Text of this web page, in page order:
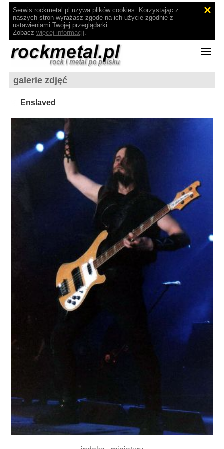
Serwis rockmetal.pl używa plików cookies. Korzystając z
naszych stron wyrażasz zgodę na ich użycie zgodnie z
ustawieniami Twojej przeglądarki.
Zobacz więcej informacji.
galerie zdjęć
Enslaved